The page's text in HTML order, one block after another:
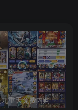
重天免费内购